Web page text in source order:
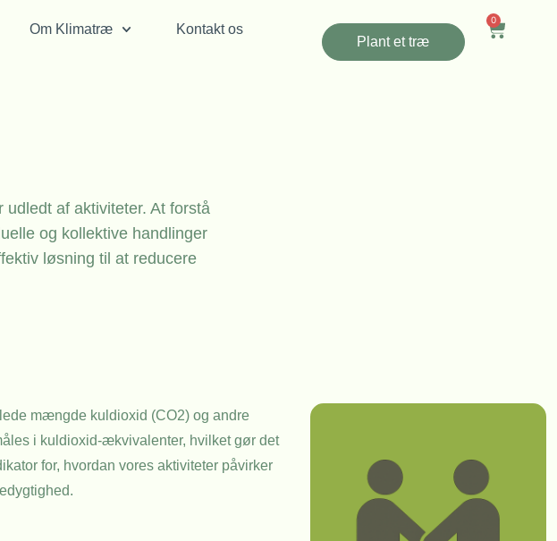
Om Klimatræ
Kontakt os
Plant et træ
0
af aktiviteter. At forstå
og kollektive handlinger
løsning til at reducere
mængde kuldioxid (CO2) og andre
i kuldioxid-ækvivalenter, hvilket gør det
for, hvordan vores aktiviteter påvirker